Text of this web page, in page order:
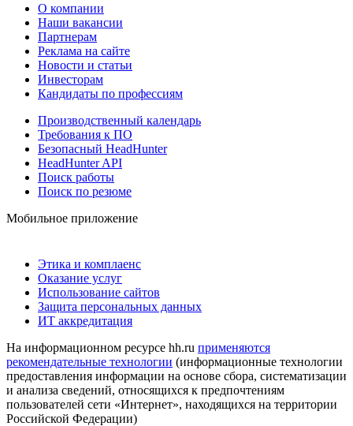
О компании
Наши вакансии
Партнерам
Реклама на сайте
Новости и статьи
Инвесторам
Кандидаты по профессиям
Производственный календарь
Требования к ПО
Безопасный HeadHunter
HeadHunter API
Поиск работы
Поиск по резюме
Мобильное приложение
Этика и комплаенс
Оказание услуг
Использование сайтов
Защита персональных данных
ИТ аккредитация
На информационном ресурсе hh.ru применяются
рекомендательные технологии (информационные технологии
предоставления информации на основе сбора, систематизации
и анализа сведений, относящихся к предпочтениям
пользователей сети «Интернет», находящихся на территории
Российской Федерации)